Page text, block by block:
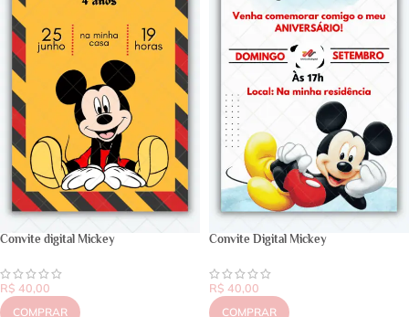
Convite digital Mickey
R$ 40,00
COMPRAR
Convite Digital Mickey
R$ 40,00
COMPRAR